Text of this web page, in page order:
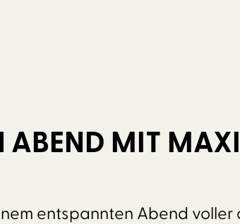
ABEND MIT
entspannten Abend voller